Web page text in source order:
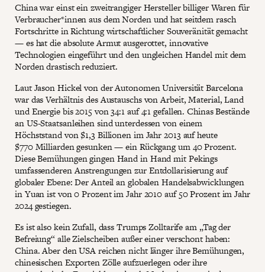
China war einst ein zweitrangiger Hersteller billiger Waren für
Verbraucher*innen aus dem Norden und hat seitdem rasch
Fortschritte in Richtung wirtschaftlicher Souveränität gemacht
— es hat die absolute Armut ausgerottet, innovative
Technologien eingeführt und den ungleichen Handel mit dem
Norden drastisch reduziert.
Laut Jason Hickel von der Autonomen Universität Barcelona
war das Verhältnis des Austauschs von Arbeit, Material, Land
und Energie bis 2015 von 34:1 auf 4:1 gefallen. Chinas Bestände
an US-Staatsanleihen sind unterdessen von einem
Höchststand von $1,3 Billionen im Jahr 2013 auf heute
$770 Milliarden gesunken — ein Rückgang um 40 Prozent.
Diese Bemühungen gingen Hand in Hand mit Pekings
umfassenderen Anstrengungen zur Entdollarisierung auf
globaler Ebene: Der Anteil an globalen Handelsabwicklungen
in Yuan ist von 0 Prozent im Jahr 2010 auf 50 Prozent im Jahr
2024 gestiegen.
Es ist also kein Zufall, dass Trumps Zolltarife am „Tag der
Befreiung“ alle Zielscheiben außer einer verschont haben:
China. Aber den USA reichen nicht länger ihre Bemühungen,
chinesischen Exporten Zölle aufzuerlegen oder ihre